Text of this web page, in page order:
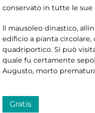
conservato in tutte le
Il mausoleo dinastico,
edificio a pianta circolare,
quadriportico. Si può
quale fu certamente
Augusto, morto
Gratis